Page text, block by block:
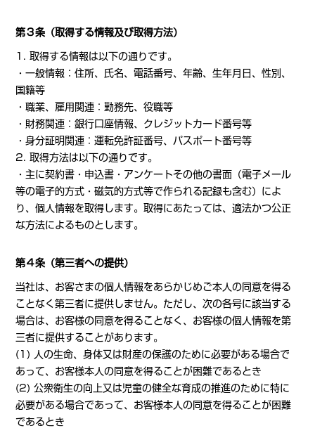
第３条（取得する情報及び取得方法）
1. 取得する情報は以下の通りです。
・一般情報：住所、氏名、電話番号、年齢、生年月日、性別、
国籍等
・職業、雇用関連：勤務先、役職等
・財務関連：銀行口座情報、クレジットカード番号等
・身分証明関連：運転免許証番号、パスポート番号等
2. 取得方法は以下の通りです。
・主に契約書・申込書・アンケートその他の書面（電子メール
等の電子的方式・磁気的方式等で作られる記録も含む）によ
り、個人情報を取得します。取得にあたっては、適法かつ公正
な方法によるものとします。
第４条（第三者への提供）
当社は、お客さまの個人情報をあらかじめご本人の同意を得る
ことなく第三者に提供しません。ただし、次の各号に該当する
場合は、お客様の同意を得ることなく、お客様の個人情報を第
三者に提供することがあります。
(1) 人の生命、身体又は財産の保護のために必要がある場合で
あって、お客様本人の同意を得ることが困難であるとき
(2) 公衆衛生の向上又は児童の健全な育成の推進のために特に
必要がある場合であって、お客様本人の同意を得ることが困難
であるとき